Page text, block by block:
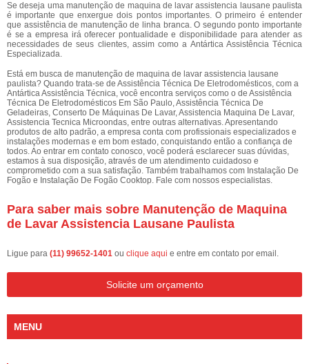
Se deseja uma manutenção de maquina de lavar assistencia lausane paulista
é importante que enxergue dois pontos importantes. O primeiro é entender
que assistência de manutenção de linha branca. O segundo ponto importante
é se a empresa irá oferecer pontualidade e disponibilidade para atender as
necessidades de seus clientes, assim como a Antártica Assistência Técnica
Especializada.
Está em busca de manutenção de maquina de lavar assistencia lausane
paulista? Quando trata-se de Assistência Técnica De Eletrodomésticos, com a
Antártica Assistência Técnica, você encontra serviços como o de Assistência
Técnica De Eletrodomésticos Em São Paulo, Assistência Técnica De
Geladeiras, Conserto De Máquinas De Lavar, Assistencia Maquina De Lavar,
Assistencia Tecnica Microondas, entre outras alternativas. Apresentando
produtos de alto padrão, a empresa conta com profissionais especializados e
instalações modernas e em bom estado, conquistando então a confiança de
todos. Ao entrar em contato conosco, você poderá esclarecer suas dúvidas,
estamos à sua disposição, através de um atendimento cuidadoso e
comprometido com a sua satisfação. Também trabalhamos com Instalação De
Fogão e Instalação De Fogão Cooktop. Fale com nossos especialistas.
Para saber mais sobre Manutenção de Maquina
de Lavar Assistencia Lausane Paulista
Ligue para (11) 99652-1401 ou clique aqui e entre em contato por email.
Solicite um orçamento
MENU